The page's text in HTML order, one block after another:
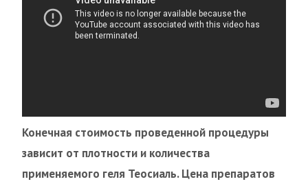
Конечная стоимость проведенной процедуры
зависит от плотности и количества
применяемого геля Теосиаль. Цена препаратов